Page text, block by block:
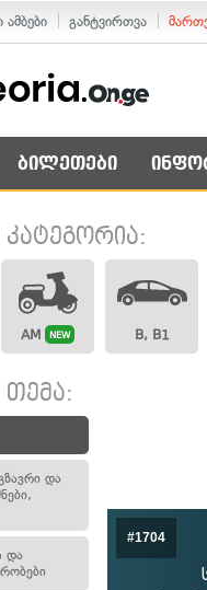
განტვირთვა
ბილეთები
AM NEW B, B1
თემა:
და
და
#1704